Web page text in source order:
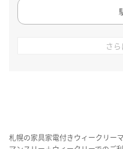
さ
札幌の家具家電付きウィークリー